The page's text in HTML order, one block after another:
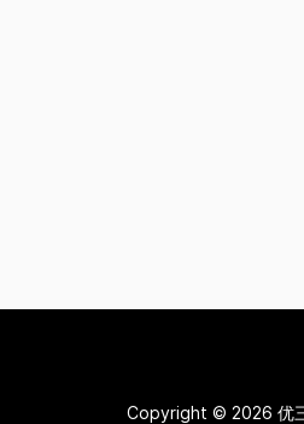
Copyright © 2026 优